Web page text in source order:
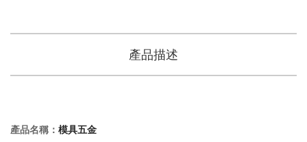
產品描述
產品名稱： 模具五金